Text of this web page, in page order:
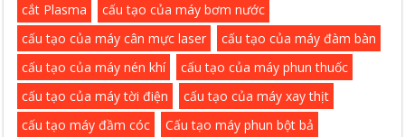
cắt Plasma
cấu tạo của máy bơm nước
cấu tạo của máy cân mực laser
cấu tạo của máy đàm bàn
cấu tạo của máy nén khí
cấu tạo của máy phun thuốc
cấu tạo của máy tời điện
cấu tạo của máy xay thịt
cấu tạo máy đầm cóc
Cấu tạo máy phun bột bả